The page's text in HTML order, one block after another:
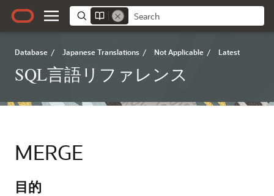
Database / Japanese Translations / Not Applicable / Latest
SQL言語リファレンス
MERGE
目的